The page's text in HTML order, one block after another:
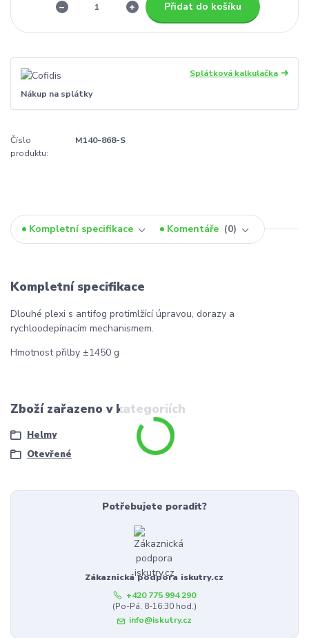
Přidat do košíku
Splátková kalkulačka
Nákup na splátky
Číslo
produktu:
M140-868-S
Kompletní specifikace Komentáře 0
Kompletní specifikace
Dlouhé plexi s antifog protimlžící úpravou, dorazy a
rychloodepínacím mechanismem.
Hmotnost přilby ±1450 g
Zboží zařazeno v kategoriích
Helmy
Otevřené
Potřebujete poradit?
Zákaznická podpora iskutry.cz
+420 775 994 290
(Po-Pá, 8-16:30 hod.)
info@iskutry.cz